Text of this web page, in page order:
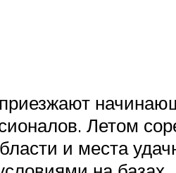
Летом
и места